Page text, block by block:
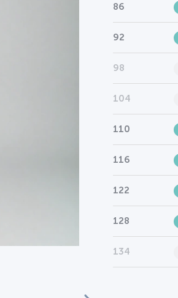
86
92
98
104
110
116
122
128
134